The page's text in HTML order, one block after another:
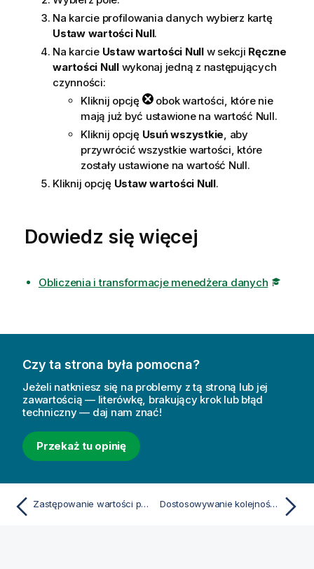
Na karcie profilowania danych wybierz kartę
Ustaw wartości Null.
Na karcie Ustaw wartości Nullw sekcji Ręczne
wartości Nullwykonaj jedną z następujących
czynności:
Kliknij opcję
obok wartości, które nie
mają już być ustawione na wartość Null.
Kliknij opcję Usuń wszystkie, aby
przywrócić wszystkie wartości, które
zostały ustawione na wartość Null.
Kliknij opcję Ustaw wartości Null.
Dowiedz się więcej
Obliczenia i transformacje menedżera danych
Czy ta strona była pomocna?
Jeżeli natkniesz się na problemy z tą stroną lub jej
zawartością — literówkę, brakujący krok lub błąd
techniczny — daj nam znać!
Przekaż tu opinię
Zastępowanie wartości pól w tabeli Dostosowywanie kolejności wartości wymiaru